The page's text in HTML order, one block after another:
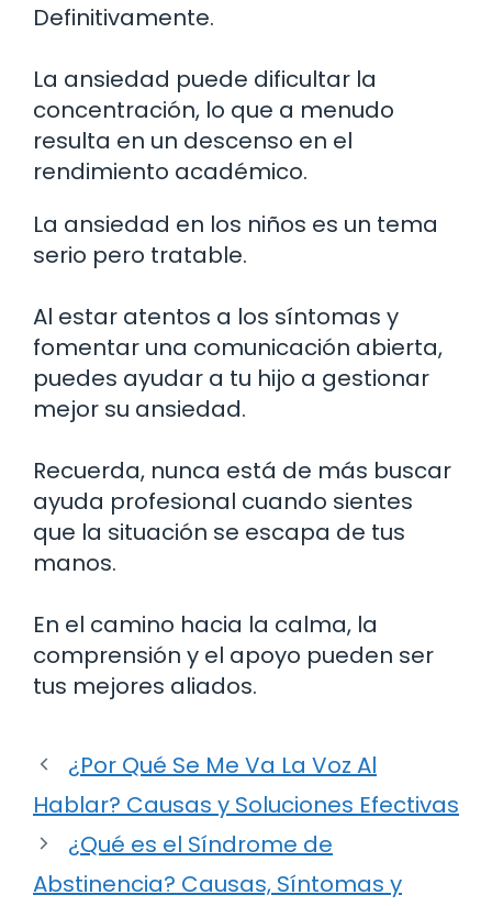
Definitivamente.
La ansiedad puede dificultar la
concentración, lo que a menudo
resulta en un descenso en el
rendimiento académico.
La ansiedad en los niños es un tema
serio pero tratable.
Al estar atentos a los síntomas y
fomentar una comunicación abierta,
puedes ayudar a tu hijo a gestionar
mejor su ansiedad.
Recuerda, nunca está de más buscar
ayuda profesional cuando sientes
que la situación se escapa de tus
manos.
En el camino hacia la calma, la
comprensión y el apoyo pueden ser
tus mejores aliados.
¿Por Qué Se Me Va La Voz Al
Hablar? Causas y Soluciones Efectivas
¿Qué es el Síndrome de
Abstinencia? Causas, Síntomas y